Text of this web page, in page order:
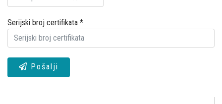
Serijski broj certifikata *
Pošalji